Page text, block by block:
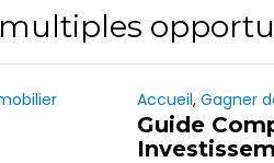
multiples
Accueil,Gagner
Guide